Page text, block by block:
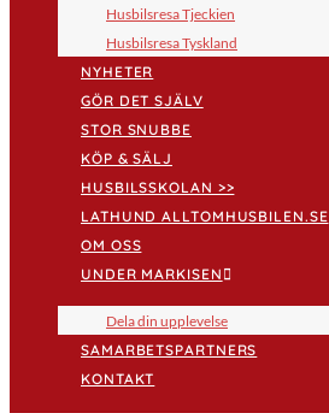
Husbilsresa Tjeckien
Husbilsresa Tyskland
NYHETER
GÖR DET SJÄLV
STOR SNUBBE
KÖP & SÄLJ
HUSBILSSKOLAN >>
LATHUND ALLTOMHUSBILEN.SE
OM OSS
UNDER MARKISEN
Dela din upplevelse
SAMARBETSPARTNERS
KONTAKT